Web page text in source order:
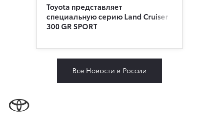
Toyota представляет
специальную серию Land Cruiser
300 GR SPORT
Все Новости в России